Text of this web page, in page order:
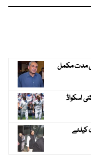
مدت مکمل
ٹیسٹ سیریز ، انگلینڈ کا 16 رکنی اسکواڈ
کیلئے